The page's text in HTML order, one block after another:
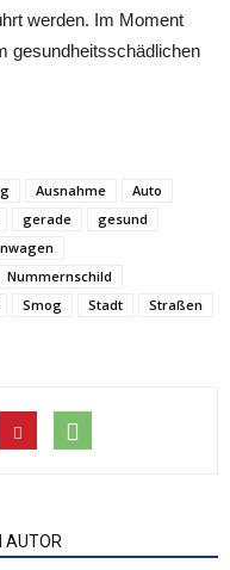
werden. Im Moment
gesundheitsschädlichen
Ausnahme
Auto
gerade
gesund
Nummernschild
Smog Stadt
Straßen
AUTOR